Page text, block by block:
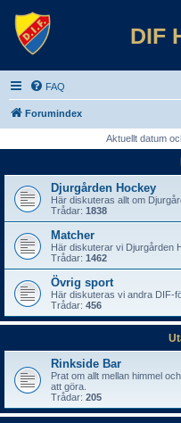
DIF
FAQ
Forumindex
Aktuellt datum
Djurgården Hockey
Här diskuteras allt om
Trådar: 1838
Matcher
Här diskuterar vi Djurgården
Trådar: 1462
Övrig sport
Här diskuteras vi andra DIF-
Trådar: 456
Rinkside Bar
Prat om allt mellan himmel
att göra.
Trådar: 205